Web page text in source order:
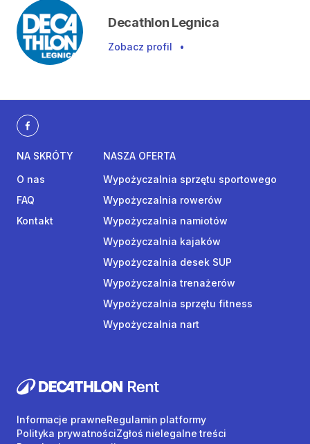
Decathlon Legnica
Zobacz profil •
NA SKRÓTY
O nas
FAQ
Kontakt
NASZA OFERTA
Wypożyczalnia sprzętu sportowego
Wypożyczalnia rowerów
Wypożyczalnia namiotów
Wypożyczalnia kajaków
Wypożyczalnia desek SUP
Wypożyczalnia trenażerów
Wypożyczalnia sprzętu fitness
Wypożyczalnia nart
Informacje prawneRegulamin platformy
Polityka prywatnościZgłoś nielegalne treści